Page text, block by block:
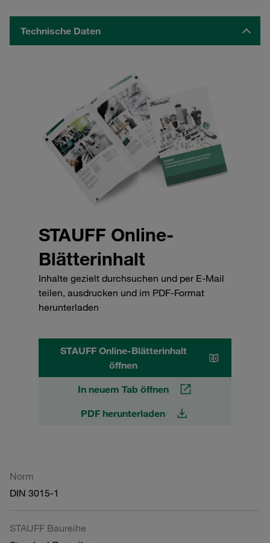
Technische Daten
STAUFF Online-
Blätterinhalt
Inhalte gezielt durchsuchen und per E-Mail
teilen, ausdrucken und im PDF-Format
herunterladen
STAUFF Online-Blätterinhalt
öffnen
In neuem Tab öffnen
PDF herunterladen
Norm
DIN 3015-1
STAUFF Baureihe